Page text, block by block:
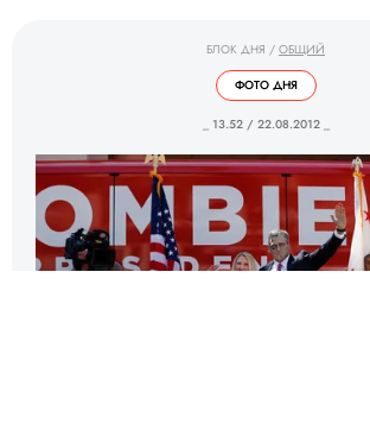
БЛОК ДНЯ / ОБЩИЙ
ФОТО ДНЯ
_ 13.52 / 22.08.2012 _